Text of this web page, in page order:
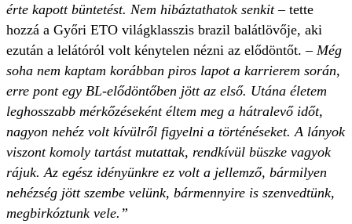
érte kapott büntetést. Nem hibáztathatok senkit– tette
hozzá a Győri ETO világklasszis brazil balátlövője, aki
ezután a lelátóról volt kénytelen nézni az elődöntőt. – Még
soha nem kaptam korábban piros lapot a karrierem során,
erre pont egy BL-elődöntőben jött az első. Utána életem
leghosszabb mérkőzéseként éltem meg a hátralevő időt,
nagyon nehéz volt kívülről figyelni a történéseket. A lányok
viszont komoly tartást mutattak, rendkívül büszke vagyok
rájuk. Az egész idényünkre ez volt a jellemző, bármilyen
nehézség jött szembe velünk, bármennyire is szenvedtünk,
megbirkóztunk vele.”